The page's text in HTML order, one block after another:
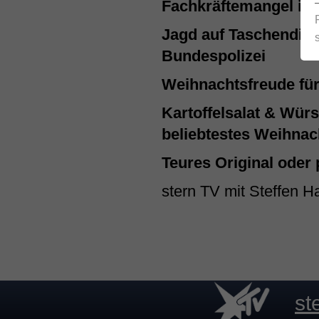
Fachkräftemangel in
Jagd auf
Bundespolizei
Weihnachtsfreude
Kartoffelsalat &
beliebtestes
Teures Original
stern TV mit Steffen